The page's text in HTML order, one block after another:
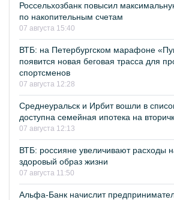
Россельхозбанк повысил
по накопительным счетам
07 августа 15:40
ВТБ: на Петербургском марафоне
появится новая беговая трасса для
спортсменов
07 августа 12:28
Среднеуральск и Ирбит вошли в
доступна семейная ипотека на
07 августа 12:13
ВТБ: россияне увеличивают расходы
здоровый образ жизни
07 августа 11:50
Альфа-Банк начислит